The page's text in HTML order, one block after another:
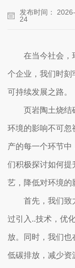
发布时间：
24
在当今社会，
个企业，我们时刻
可持续发展之路。
页岩陶土烧结
环境的影响不可忽
产的每一个环节
们积极探讨如何提
艺，降低对环境的
首先，我们致
过引入..技术，优
放。同时，我们也
低碳排放，减少资